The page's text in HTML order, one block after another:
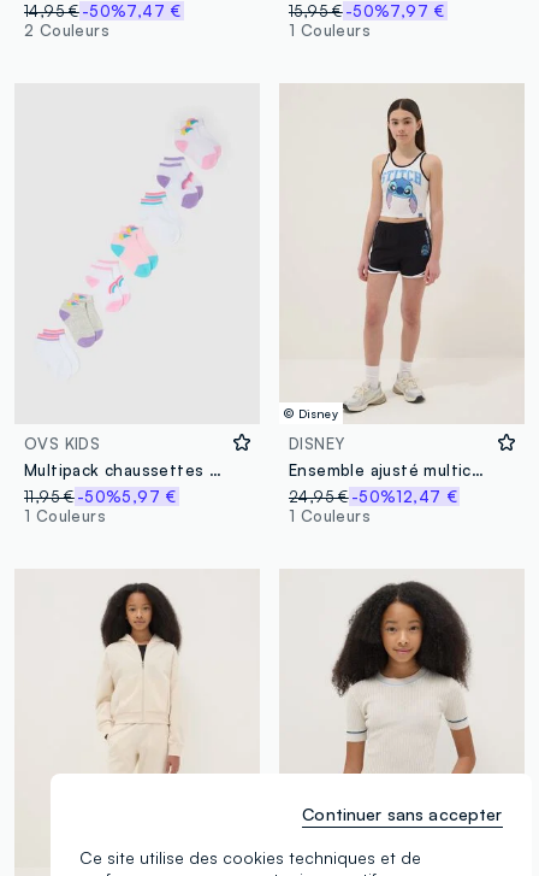
14,95 €-50%7,47 €
2 Couleurs
15,95 € -50%7,97 €
1 Couleurs
OVS KIDS
Multipack chaussettes en coton multicolore pour fille coupe régulière
11,95 €-50%5,97 €
1 Couleurs
© Disney
DISNEY
Ensemble ajusté multicolore en coton extensible pour fille avec Stitch
24,95 € -50%12,47 €
1 Couleurs
Ce site utilise des cookies techniques et de
Continuer sans accepter